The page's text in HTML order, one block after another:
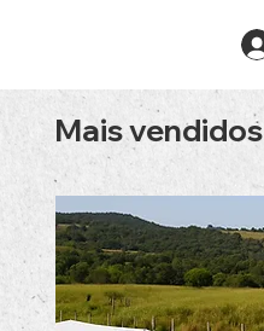
Mais vendidos